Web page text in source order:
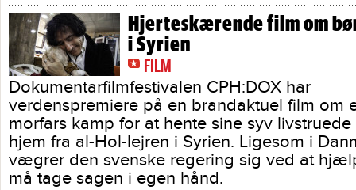
Hjerteskærende film om
i Syrien
FILM
Dokumentarfilmfestivalen CPH:DOX har
verdenspremiere på en brandaktuel film om
morfars kamp for at hente sine syv
hjem fra al-Hol-lejren i Syrien. Ligesom i
vægrer den svenske regering sig ved at
må tage sagen i egen hånd.